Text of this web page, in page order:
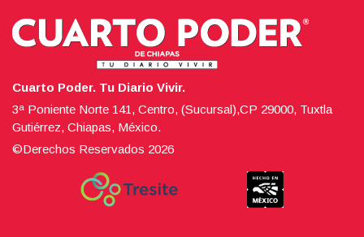
Cuarto Poder. Tu Diario Vivir.
3ª Poniente Norte 141, Centro, (Sucursal),CP 29000, Tuxtla
Gutiérrez, Chiapas, México.
©Derechos Reservados 2026